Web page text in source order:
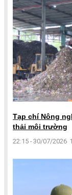
Tạp chí Nông
thải môi trường
22:15 - 30/07/2026